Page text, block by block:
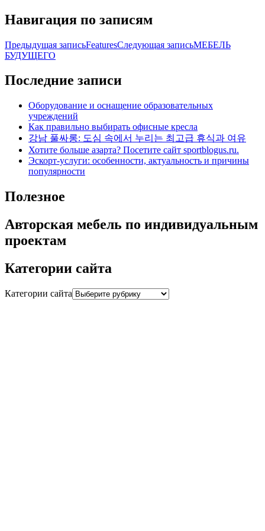
Навигация по записям
Предыдущая записьFeaturesСледующая записьМЕБЕЛЬ
БУДУЩЕГО
Последние записи
Оборудование и оснащение образовательных
учреждений
Как правильно выбирать офисные кресла
강남 풀싸롱: 도심 속에서 누리는 최고급 휴식과 여유
Хотите больше азарта? Посетите сайт sportblogus.ru.
Эскорт-услуги: особенности, актуальность и причины
популярности
Полезное
Авторская мебель по индивидуальным
проектам
Категории сайта
Категории сайта